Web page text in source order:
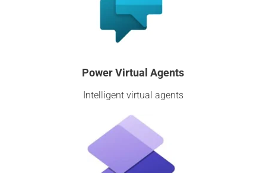
Power Virtual Agents
Intelligent virtual agents